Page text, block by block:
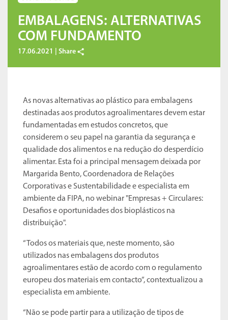
EMBALAGENS: ALTERNATIVAS
COM FUNDAMENTO
17.06.2021 | Share
As novas alternativas ao plástico para embalagens
destinadas aos produtos agroalimentares devem estar
fundamentadas em estudos concretos, que
considerem o seu papel na garantia da segurança e
qualidade dos alimentos e na redução do desperdício
alimentar. Esta foi a principal mensagem deixada por
Margarida Bento, Coordenadora de Relações
Corporativas e Sustentabilidade e especialista em
ambiente da FIPA, no webinar "Empresas + Circulares:
Desafios e oportunidades dos bioplásticos na
distribuição".
“Todos os materiais que, neste momento, são
utilizados nas embalagens dos produtos
agroalimentares estão de acordo com o regulamento
europeu dos materiais em contacto”, contextualizou a
especialista em ambiente.
“Não se pode partir para a utilização de tipos de